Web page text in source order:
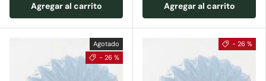
Agregar al carrito Agregar al carrito
Agotado
- 26 %
- 26 %